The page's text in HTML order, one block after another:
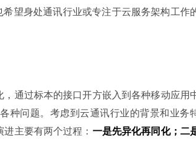
望身处通讯行业或专注于云服务架构工作
通过标本的接口开方嵌入到各种移动应用
种问题。考虑到云通讯行业的背景和业务
主要有两个过程： 一是先异化再同化；二